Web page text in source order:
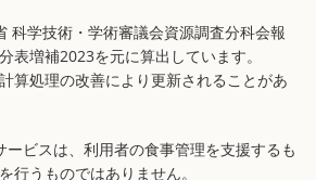
科学技術・学術審議会資源調査分科会報
表増補2023を元に算出しています。
算処理の改善により更新されることがあ
ビスは、利用者の食事管理を支援するも
行うものではありません。